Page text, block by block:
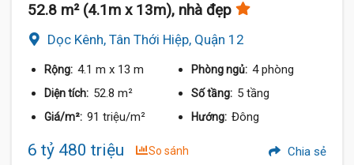
52.8 m² (4.1m x 13m), nhà đẹp
Dọc Kênh, Tân Thới Hiệp, Quận 12
Rộng: 4.1 m x 13 m Phòng ngủ: 4 phòng
Diện tích: 52.8 m² Số tầng: 5 tầng
Giá/m²: 91 triệu/m² Hướng: Đông
6 tỷ 480 triệu So sánh Chia sẻ